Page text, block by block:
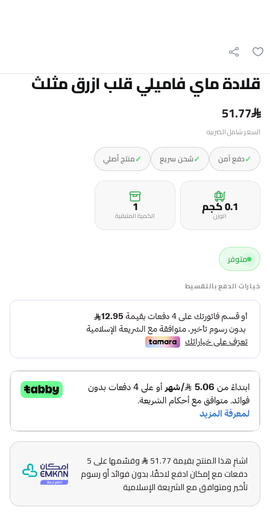
قلادة ماي فاميلي قلب ازرق مثلث
51.77
السعر شامل الضريبه
✓دفع آمن ✓شحن سريع ✓منتج أصلي
0.1 كجمالوزن 1
الكمية المتبقية
متوفر
خيارات الدفع بالتقسيط
اشترِ هذا المنتج بقيمة 51.77
وقسّمها على 5
دفعات مع إمكان ادفع لاحقًا، بدون فوائد أو رسوم
تأخير ومتوافق مع الشريعة الإسلامية